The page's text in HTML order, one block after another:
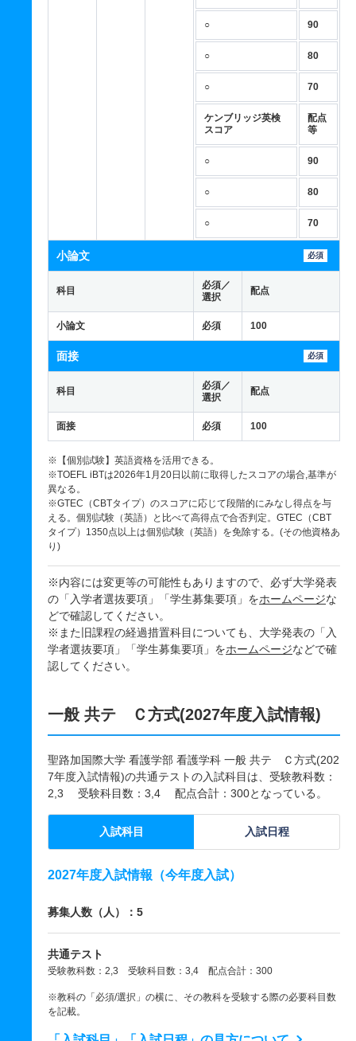
○ 90
○ 80
○ 70
ケンブリッジ英検
スコア
配点
等
○ 90
○ 80
○ 70
小論文 必須
科目
必須／
選択
配点
小論文 必須 100
面接 必須
科目
必須／
選択
配点
面接 必須 100
※【個別試験】英語資格を活用できる。
※TOEFL iBTは2026年1月20日以前に取得したスコアの場合,基準が
異なる。
※GTEC（CBTタイプ）のスコアに応じて段階的にみなし得点を与
える。個別試験（英語）と比べて高得点で合否判定。GTEC（CBT
タイプ）1350点以上は個別試験（英語）を免除する。(その他資格あ
り)
※内容には変更等の可能性もありますので、必ず大学発表
の「入学者選抜要項」「学生募集要項」をホームページな
どで確認してください。
※また旧課程の経過措置科目についても、大学発表の「入
学者選抜要項」「学生募集要項」をホームページなどで確
認してください。
一般 共テ Ｃ方式(2027年度入試情報)
聖路加国際大学 看護学部 看護学科 一般 共テ Ｃ方式(202
7年度入試情報)の共通テストの入試科目は、受験教科数：
2,3 受験科目数：3,4 配点合計：300となっている。
入試科目 入試日程
2027年度入試情報（今年度入試）
募集人数（人）：5
共通テスト
受験教科数：2,3 受験科目数：3,4 配点合計：300
※教科の「必須/選択」の横に、その教科を受験する際の必要科目数
を記載。